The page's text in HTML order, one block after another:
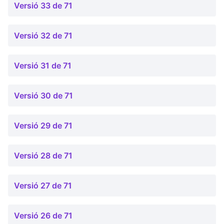
Versió 33 de 71
Versió 32 de 71
Versió 31 de 71
Versió 30 de 71
Versió 29 de 71
Versió 28 de 71
Versió 27 de 71
Versió 26 de 71